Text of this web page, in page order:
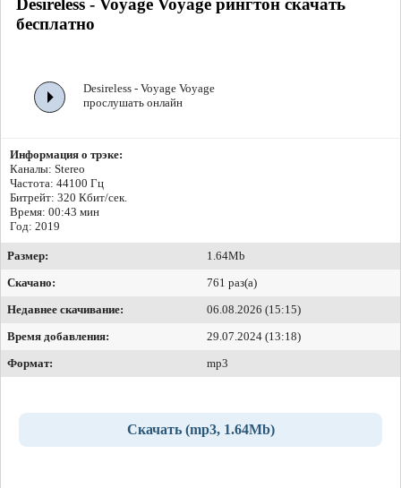
Desireless - Voyage Voyage рингтон скачать
бесплатно
Desireless - Voyage Voyage
прослушать онлайн
Информация о трэке:
Каналы: Stereo
Частота: 44100 Гц
Битрейт: 320 Кбит/сек.
Время: 00:43 мин
Год: 2019
Размер:
1.64Mb
Скачано:
761 раз(а)
Недавнее скачивание:
06.08.2026 (15:15)
Время добавления:
29.07.2024 (13:18)
Формат:
mp3
Скачать (mp3, 1.64Mb)